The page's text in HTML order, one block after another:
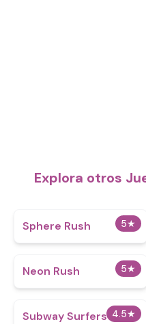
Explora otros
5★
Sphere Rush
5★
Neon Rush
4.5★
Subway Surfers New